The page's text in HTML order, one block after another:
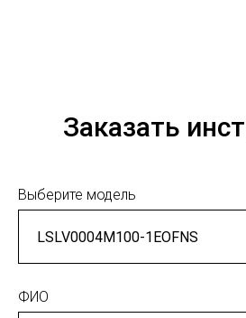
Заказать
Выберите модель
ФИО